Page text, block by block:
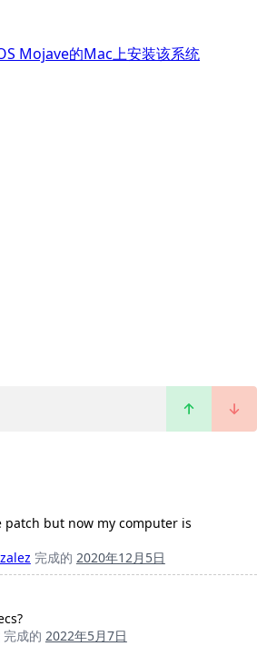
Mojave的Mac上安装该系统
patch but now my computer is
完成的 2020年12月5日
完成的 2022年5月7日